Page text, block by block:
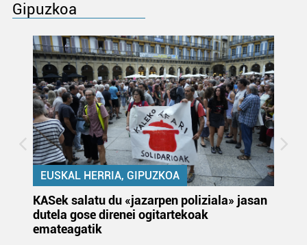
Gipuzkoa
EUSKAL HERRIA, GIPUZKOA
KASek salatu du «jazarpen poliziala» jasan
dutela gose direnei ogitartekoak
emateagatik